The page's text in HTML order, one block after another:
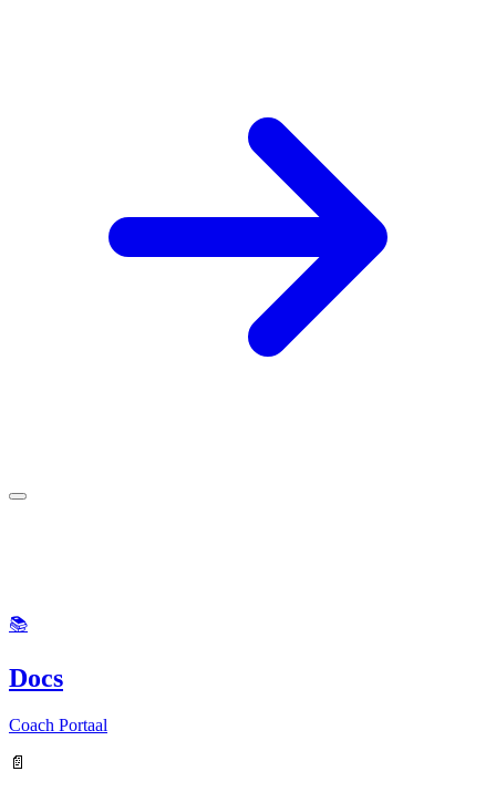
📚
Docs
Coach Portaal
📄